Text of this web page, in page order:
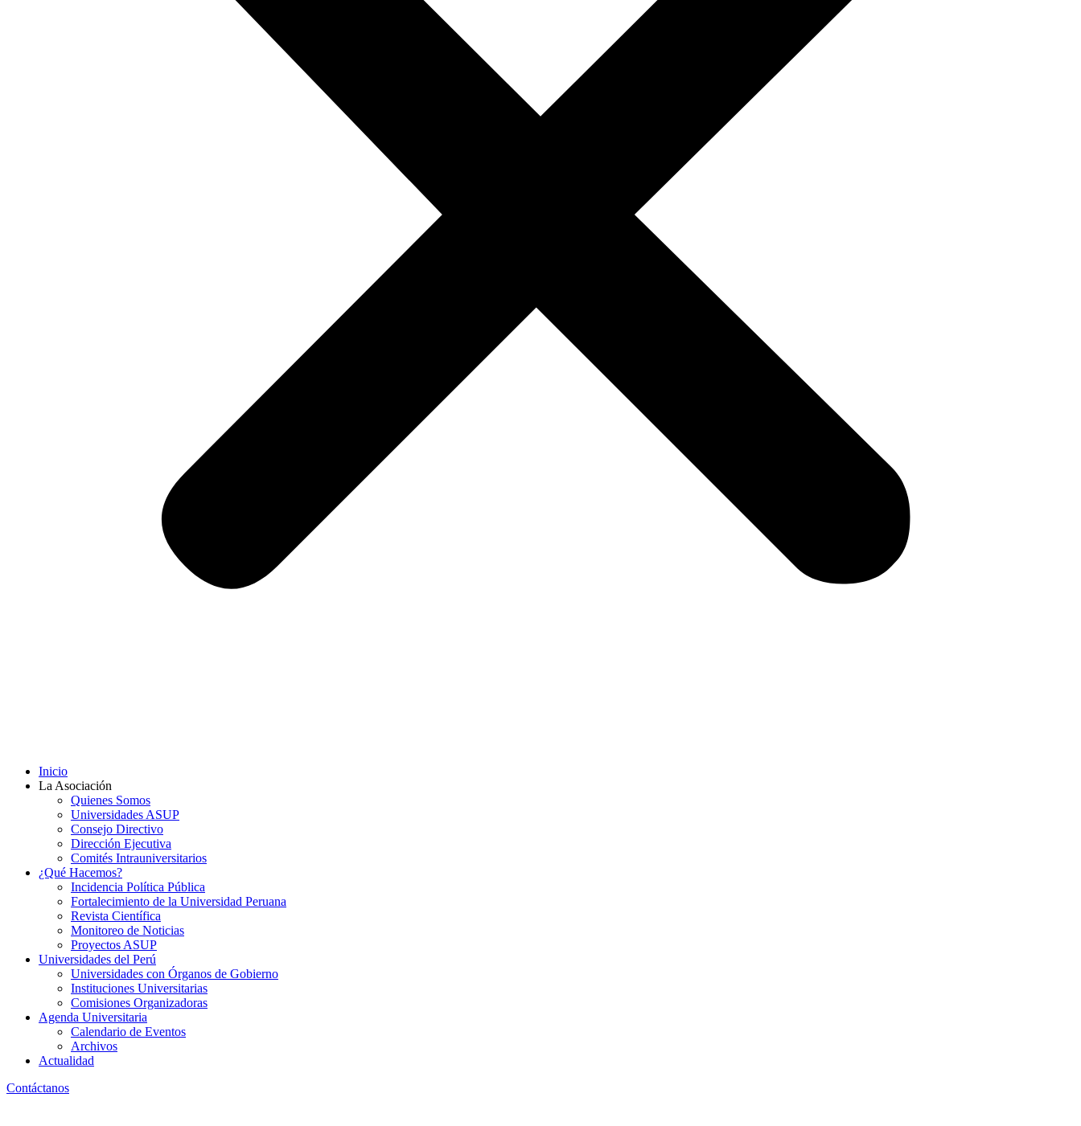
Inicio
La Asociación
Quienes Somos
Universidades ASUP
Consejo Directivo
Dirección Ejecutiva
Comités Intrauniversitarios
¿Qué Hacemos?
Incidencia Política Pública
Fortalecimiento de la Universidad Peruana
Revista Científica
Monitoreo de Noticias
Proyectos ASUP
Universidades del Perú
Universidades con Órganos de Gobierno
Instituciones Universitarias
Comisiones Organizadoras
Agenda Universitaria
Calendario de Eventos
Archivos
Actualidad
Contáctanos